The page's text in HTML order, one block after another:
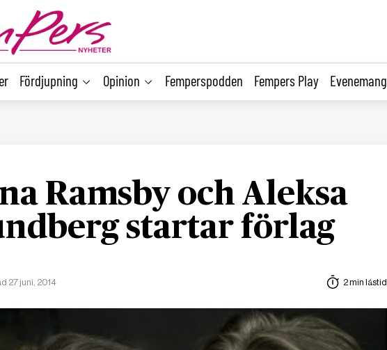
Fördjupning Opinion Femperspodden Fempers Play Evenemang
Ramsby och Aleksa
startar förlag
27 juni, 2014 2 min lästid